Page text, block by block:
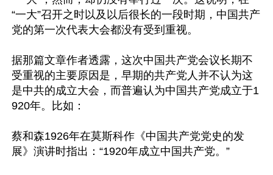
“一大”召开之时以及以后很长的一段时期，中国共产
党的第一次代表大会都没有受到重视。
据那篇文章作者透露，这次中国共产党会议长期不
受重视的主要原因是，早期的共产党人并不认为这
是中共的成立大会，而普遍认为中国共产党成立于1
920年。比如：
蔡和森1926年在莫斯科作《中国共产党党史的发
展》演讲时指出：“1920年成立中国共产党。”